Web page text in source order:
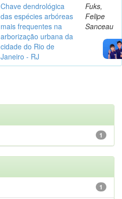
Chave dendrológica
das espécies arbóreas
mais frequentes na
arborização urbana da
cidade do Rio de
Janeiro - RJ
Fuks,
Felipe
Sanceau
1
1